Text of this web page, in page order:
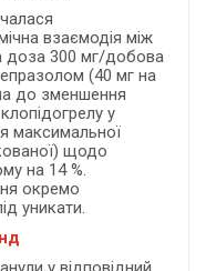
взаємодія між
доза 300 мг/добова
(40 мг на
до зменшення
у
максимальної
щодо
на 14 %.
окремо
уникати.